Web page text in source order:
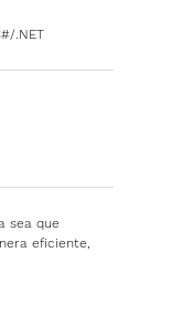
.NET
sea que
eficiente,